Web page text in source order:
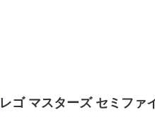
レゴ マスターズ セミファ